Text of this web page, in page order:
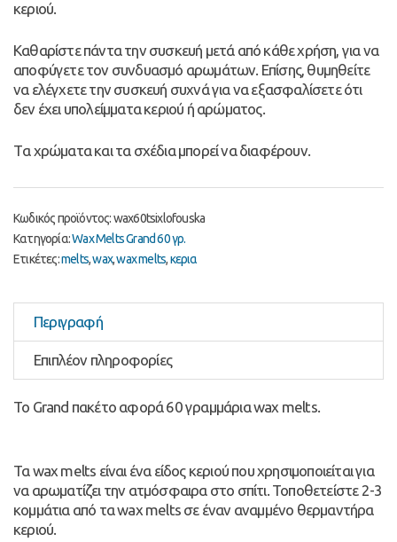
κεριού.
Καθαρίστε πάντα την συσκευή μετά από κάθε χρήση, για να
αποφύγετε τον συνδυασμό αρωμάτων. Επίσης, θυμηθείτε
να ελέγχετε την συσκευή συχνά για να εξασφαλίσετε ότι
δεν έχει υπολείμματα κεριού ή αρώματος.
Tα χρώματα και τα σχέδια μπορεί να διαφέρουν.
Κωδικός προϊόντος:wax60tsixlofouska
Κατηγορία:Wax Melts Grand 60 γρ.
Ετικέτες:melts,wax,wax melts,κερια
Περιγραφή
Επιπλέον πληροφορίες
Το Grand πακέτο αφορά 60 γραμμάρια wax melts.
Τα wax melts είναι ένα είδος κεριού που χρησιμοποιείται για
να αρωματίζει την ατμόσφαιρα στο σπίτι. Τοποθετείστε 2-3
κομμάτια από τα wax melts σε έναν αναμμένο θερμαντήρα
κεριού.